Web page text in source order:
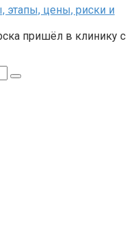
этапы, цены, риски и
пришёл в клинику с